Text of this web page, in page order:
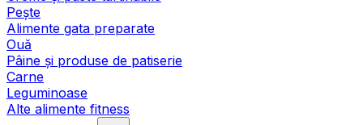
Pește
Alimente gata preparate
Ouă
Pâine și produse de patiserie
Carne
Leguminoase
Alte alimente fitness